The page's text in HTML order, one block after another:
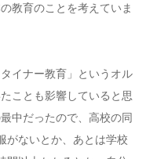
教育のことを考えていま
イナー教育」というオル
ことも影響していると思
中だったので、高校の同
がないとか、あとは学校